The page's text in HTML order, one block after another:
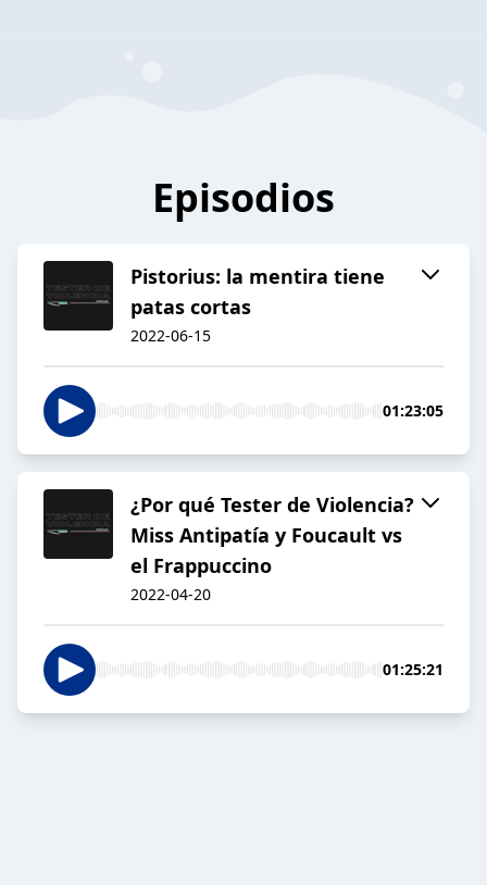
Episodios
Pistorius: la mentira tiene
patas cortas
2022-06-15
01:23:05
¿Por qué Tester de Violencia?
Miss Antipatía y Foucault vs
el Frappuccino
2022-04-20
01:25:21